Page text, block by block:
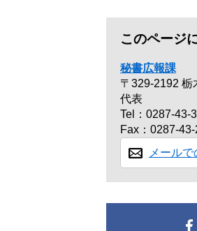
このページ
秘書広報課
〒329-2192 栃
代表
Tel：0287-43-
Fax：0287-
メール